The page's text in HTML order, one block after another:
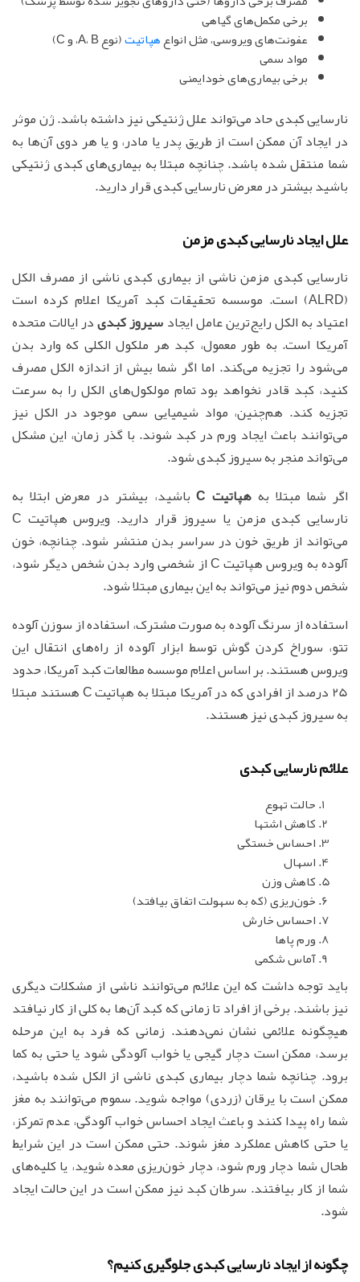
برخی مکمل‌های گیاهی
عفونت‌های ویروسی، مثل انواعهپاتیت(نوع A، B، و C)
مواد سمی
برخی بیماری‌های خودایمنی
نارسایی کبدی حاد می‌تواند علل ژنتیکی نیز داشته باشد. ژن موثر
در ایجاد آن ممکن است از طریق پدر یا مادر، و یا هر دوی آن‌ها به
شما منتقل شده باشد. چنانچه مبتلا به بیماری‌های کبدی ژنتیکی
باشید بیشتر در معرض نارسایی کبدی قرار دارید.
علل ایجاد نارسایی کبدی مزمن
نارسایی کبدی مزمن ناشی از بیماری کبدی ناشی از مصرف الکل
(ALRD) است. موسسه تحقیقات کبد آمریکا اعلام کرده است
اعتیاد به الکل رایج‌ترین عامل ایجادسیروز کبدیدر ایالات متحده
آمریکا است. به طور معمول، کبد هر ملکول الکلی که وارد بدن
می‌شود را تجزیه می‌کند. اما اگر شما بیش از اندازه الکل مصرف
کنید، کبد قادر نخواهد بود تمام مولکول‌های الکل را به سرعت
تجزیه کند. هم‌چنین، مواد شیمیایی سمی موجود در الکل نیز
می‌توانند باعث ایجاد ورم در کبد شوند. با گذر زمان، این مشکل
می‌تواند منجر به سیروز کبدی شود.
اگر شما مبتلا به هپاتیت C
باشید، بیشتر در معرض ابتلا به
نارسایی کبدی مزمن یا سیروز قرار دارید. ویروس هپاتیت C
می‌تواند از طریق خون در سراسر بدن منتشر شود. چنانچه، خون
آلوده به ویروس هپاتیت C از شخصی وارد بدن شخص دیگر شود،
شخص دوم نیز می‌تواند به این بیماری مبتلا شود.
استفاده از سرنگ آلوده به صورت مشترک، استفاده از سوزن آلوده
تتو، سوراخ کردن گوش توسط ابزار آلوده از راه‌های انتقال این
ویروس هستند. بر اساس اعلام موسسه مطالعات کبد آمریکا، حدود
25 درصد از افرادی که در آمریکا مبتلا به هپاتیت C هستند مبتلا
به سیروز کبدی نیز هستند.
علائم نارسایی کبدی
حالت تهوع
کاهش اشتها
احساس خستگی
اسهال
کاهش وزن
خون‌ریزی (که به سهولت اتفاق بیافتد)
احساس خارش
ورم پاها
آماس شکمی
باید توجه داشت که این علائم می‌توانند ناشی از مشکلات دیگری
نیز باشند. برخی از افراد تا زمانی که کبد آن‌ها به کلی از کار نیافتد
هیچگونه علائمی نشان نمی‌دهند. زمانی که فرد به این مرحله
برسد، ممکن است دچار گیجی یا خواب آلودگی شود یا حتی به کما
برود. چنانچه شما دچار بیماری کبدی ناشی از الکل شده باشید،
ممکن است با یرقان (زردی) مواجه شوید. سموم می‌توانند به مغز
شما راه پیدا کنند و باعث ایجاد احساس خواب آلودگی، عدم تمرکز،
یا حتی کاهش عملکرد مغز شوند. حتی ممکن است در این شرایط
طحال شما دچار ورم شود، دچار خون‌ریزی معده شوید، یا کلیه‌های
شما از کار بیافتند. سرطان کبد نیز ممکن است در این حالت ایجاد
شود.
چگونه از ایجاد نارسایی کبدی جلوگیری کنیم؟